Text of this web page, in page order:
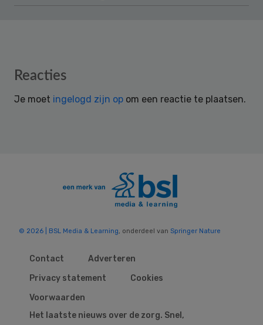
Reader
Reacties
Je moet ingelogd zijn op om een reactie te plaatsen.
© 2026 | BSL Media & Learning , onderdeel van Springer Nature
Contact
Adverteren
Privacy statement
Cookies
Voorwaarden
Het laatste nieuws over de zorg. Snel,